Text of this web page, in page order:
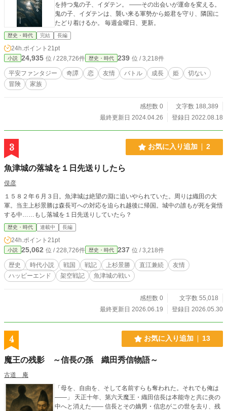
を持つ鬼の子、イダテン。 ――その出会いが運命を変える。
鬼の子、イダテンは、襲い来る軍勢から姫君を守り、隣国に
たどり着けるか。 毎週金曜日、更新。
歴史・時代 完結 長編
24h.ポイント 21pt
小説 24,935 位 / 228,726件 歴史・時代 239 位 / 3,218件
平安ファンタジー 奇譚 恋 友情 バトル 成長 姫
切ない
冒険
家族
感想数 0
文字数 188,389
最終更新日 2024.04.26
登録日 2022.08.18
3 お気に入り追加 2
魚津城の落城を１日先送りしたら
俣彦
１５８２年６月３日。魚津城は絶望の淵に追いやられていた。周りは織田の大
軍。当主上杉景勝は森長可への対応を迫られ越後に帰国。城中の誰もが死を覚悟
する中……もし落城を１日先送りしていたら？
歴史・時代 連載中 長編
24h.ポイント 21pt
小説 25,062 位 / 228,726件 歴史・時代 237 位 / 3,218件
歴史 時代小説 戦国 戦記 上杉景勝 直江兼続
友情
ハッピーエンド
架空戦記 魚津城の戦い
感想数 0
文字数 55,018
最終更新日 2026.06.19
登録日 2026.05.30
4 お気に入り追加 13
魔王の残影 ～信長の孫 織田秀信物語～
古道 庵
「母を、自由を、そして名前すらも奪われた。それでも俺は
――」 天正十年、第六天魔王・織田信長は本能寺と共に炎の
中へと消えた―― 信長とその嫡男・信忠がこの世を去り、残